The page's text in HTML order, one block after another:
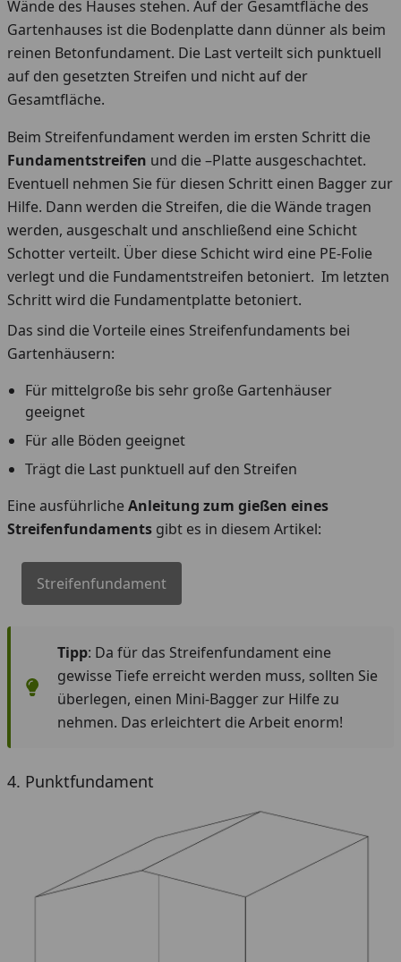
Wände des Hauses stehen. Auf der Gesamtfläche des
Gartenhauses ist die Bodenplatte dann dünner als beim
reinen Betonfundament. Die Last verteilt sich punktuell
auf den gesetzten Streifen und nicht auf der
Gesamtfläche.
Beim Streifenfundament werden im ersten Schritt die
Fundamentstreifen und die –Platte ausgeschachtet.
Eventuell nehmen Sie für diesen Schritt einen Bagger zur
Hilfe. Dann werden die Streifen, die die Wände tragen
werden, ausgeschalt und anschließend eine Schicht
Schotter verteilt. Über diese Schicht wird eine PE-Folie
verlegt und die Fundamentstreifen betoniert. Im letzten
Schritt wird die Fundamentplatte betoniert.
Das sind die Vorteile eines Streifenfundaments bei
Gartenhäusern:
Für mittelgroße bis sehr große Gartenhäuser
geeignet
Für alle Böden geeignet
Trägt die Last punktuell auf den Streifen
Eine ausführlicheAnleitung zum gießen eines
Streifenfundaments gibt es in diesem Artikel:
Streifenfundament
Tipp: Da für das Streifenfundament eine
gewisse Tiefe erreicht werden muss, sollten Sie
überlegen, einen Mini-Bagger zur Hilfe zu
nehmen. Das erleichtert die Arbeit enorm!
4. Punktfundament